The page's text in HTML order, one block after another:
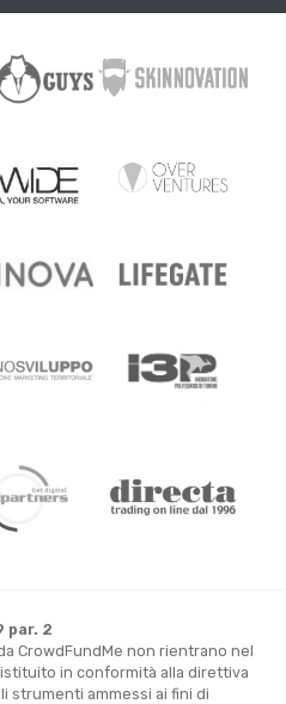
par. 2
CrowdFundMe non rientrano nel
in conformità alla direttiva
strumenti ammessi ai fini di